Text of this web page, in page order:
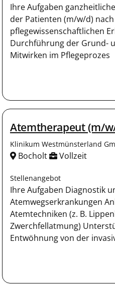
Ihre Aufgaben
der Patienten (m/w/d)
pflegewissenschaftlichen
Durchführung der Grund-
Mitwirken im Pflegeprozes
Atemtherapeut (m/
Klinikum Westmünsterland
Bocholt Vollzeit
Stellenangebot
Ihre Aufgaben Diagnostik
Atemwegserkrankungen
Atemtechniken (z. B.
Zwerchfellatmung)
Entwöhnung von der